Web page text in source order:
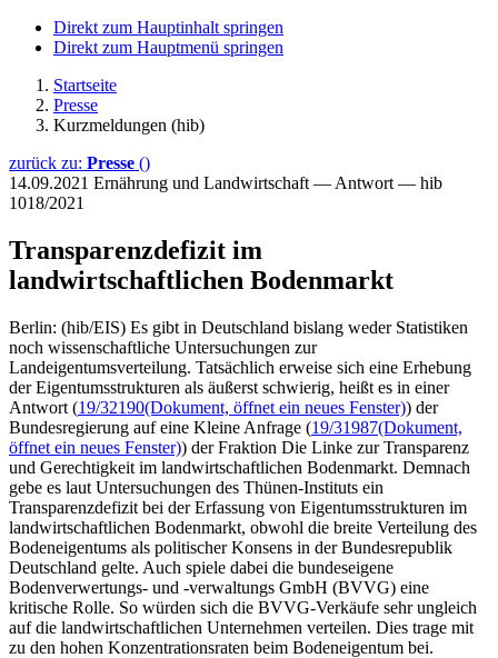
Direkt zum Hauptinhalt springen
Direkt zum Hauptmenü springen
Startseite
Presse
Kurzmeldungen (hib)
zurück zu: Presse ()
14.09.2021 Ernährung und Landwirtschaft — Antwort — hib
1018/2021
Transparenzdefizit im
landwirtschaftlichen Bodenmarkt
Berlin: (hib/EIS) Es gibt in Deutschland bislang weder Statistiken
noch wissenschaftliche Untersuchungen zur
Landeigentumsverteilung. Tatsächlich erweise sich eine Erhebung
der Eigentumsstrukturen als äußerst schwierig, heißt es in einer
Antwort (19/32190(Dokument, öffnet ein neues Fenster)) der
Bundesregierung auf eine Kleine Anfrage (19/31987(Dokument,
öffnet ein neues Fenster)) der Fraktion Die Linke zur Transparenz
und Gerechtigkeit im landwirtschaftlichen Bodenmarkt. Demnach
gebe es laut Untersuchungen des Thünen-Instituts ein
Transparenzdefizit bei der Erfassung von Eigentumsstrukturen im
landwirtschaftlichen Bodenmarkt, obwohl die breite Verteilung des
Bodeneigentums als politischer Konsens in der Bundesrepublik
Deutschland gelte. Auch spiele dabei die bundeseigene
Bodenverwertungs- und -verwaltungs GmbH (BVVG) eine
kritische Rolle. So würden sich die BVVG-Verkäufe sehr ungleich
auf die landwirtschaftlichen Unternehmen verteilen. Dies trage mit
zu den hohen Konzentrationsraten beim Bodeneigentum bei.